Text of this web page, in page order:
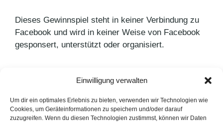
Einwilligung verwalten
Um dir ein optimales Erlebnis zu bieten, verwenden wir Technologien wie
Cookies, um Geräteinformationen zu speichern und/oder darauf
zuzugreifen. Wenn du diesen Technologien zustimmst, können wir Daten
Dieses Gewinnspiel steht in keiner Verbindung zu
Facebook und wird in keiner Weise von Facebook
gesponsert, unterstützt oder organisiert.
Kategorien
Aktuelles
Tipps zur perfekten Facebook-Ad